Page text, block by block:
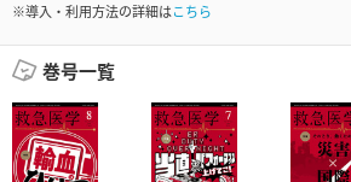
※導入・利用方法の詳細はこちら
巻号一覧